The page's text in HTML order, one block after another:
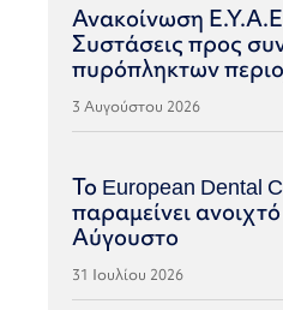
Ανακοίνωση
Συστάσεις προς
πυρόπληκτων
3 Αυγούστου 2026
Το European Dental
παραμείνει
Αύγουστο
31 Ιουλίου 2026